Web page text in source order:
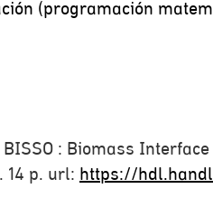
(programación
BISSO : Biomass
14 p. url: https://